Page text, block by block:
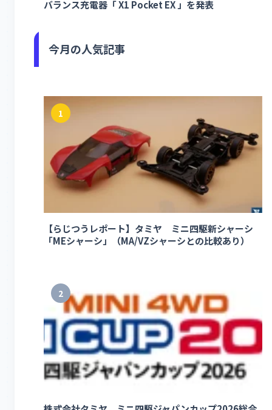
バランス充電器「 X1 Pocket EX 」を発表
今月の人気記事
1
【らじつうレポート】タミヤ ミニ四駆新シャーシ
「MEシャーシ」（MA/VZシャーシとの比較あり）
2